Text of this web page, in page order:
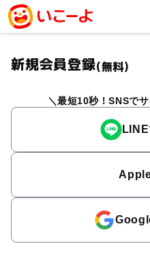
新規会員登録(無料)
最短10秒！SNSで
LINE